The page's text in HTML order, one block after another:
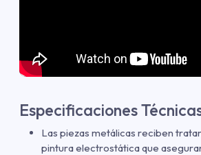
Especificaciones
Las piezas metálicas reciben
pintura electrostática que